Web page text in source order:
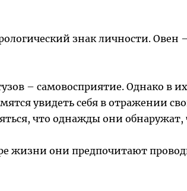
знак личности. Овен
– самовосприятие. Однако в
увидеть себя в отражении
что однажды они
жизни они предпочитают